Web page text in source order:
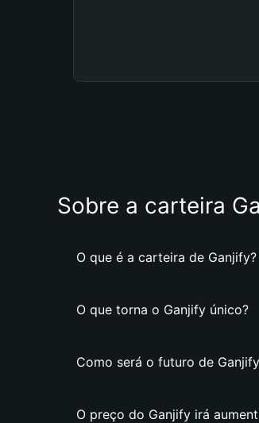
Sobre a carteira
O que é a carteira de Ganjify?
O que torna o Ganjify único?
Como será o futuro de
O preço do Ganjify irá